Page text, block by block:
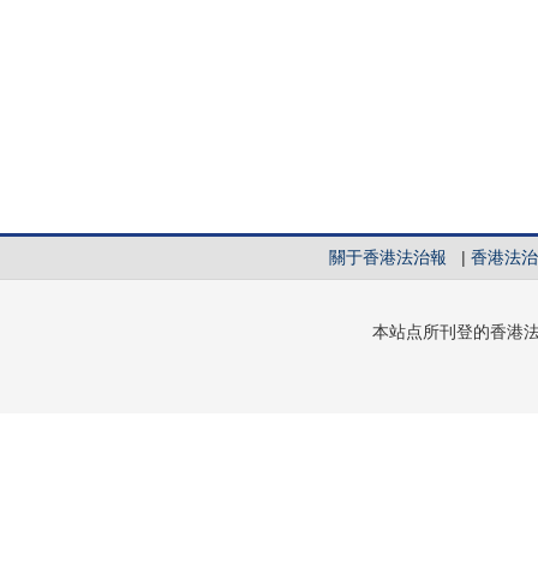
關于香港法治報 | 香港法
本站点所刊登的香港